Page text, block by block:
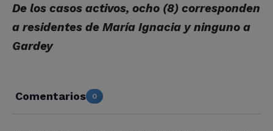
De los casos activos, ocho (8) corresponden
a residentes de María Ignacia y ninguno a
Gardey
Comentarios 0